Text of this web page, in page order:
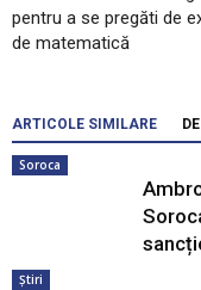
pentru a se pregăti de
de matematică
ARTICOLE SIMILARE
Soroca
Știri